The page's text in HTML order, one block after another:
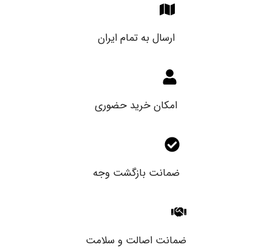
ارسال به تمام ایران
امکان خرید حضوری
ضمانت بازگشت وجه
ضمانت اصالت و سلامت